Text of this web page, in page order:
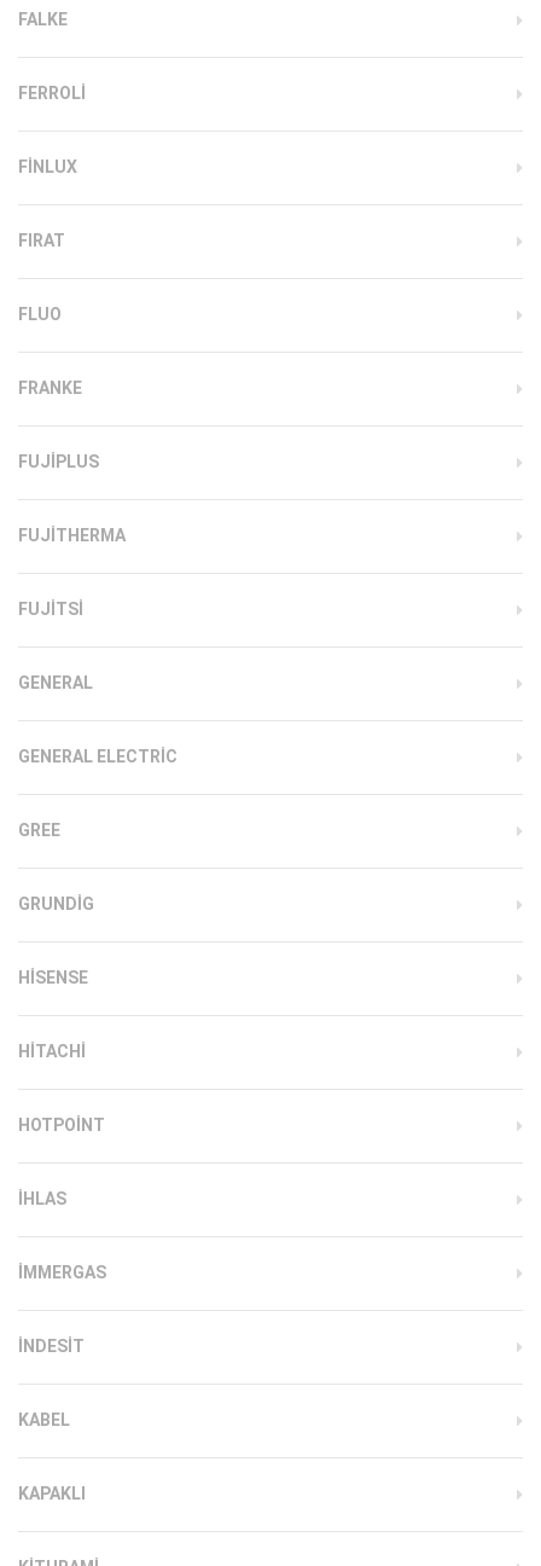
FALKE
FERROLI
FINLUX
FIRAT
FLUO
FRANKE
FUJIPLUS
FUJITHERMA
FUJITSI
GENERAL
GENERAL ELECTRIC
GREE
GRUNDIG
HISENSE
HITACHI
HOTPOINT
IHLAS
İMMERGAS
INDESIT
KABEL
KAPAKLI